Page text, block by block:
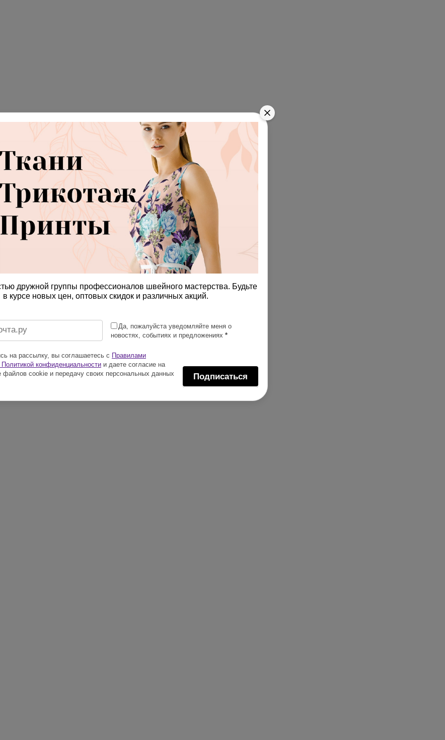
дружной группы профессионалов швейного мастерства. Будьте
в курсе новых цен, оптовых скидок и различных акций.
Да, пожалуйста уведомляйте меня о
новостях, событиях и предложениях *
на рассылку, вы соглашаетесь с Правилами
Политикой конфиденциальности и даете согласие на
файлов cookie и передачу своих персональных данных
Подписаться